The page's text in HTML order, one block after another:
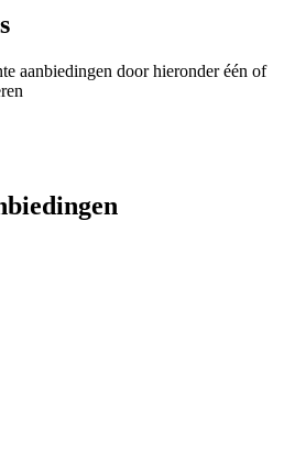
aanbiedingen door hieronder één of